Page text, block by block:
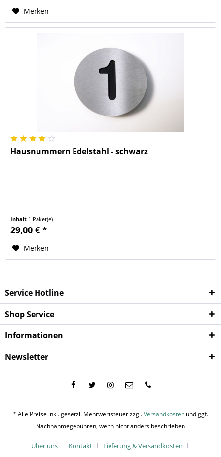
Merken
Hausnummern Edelstahl - schwarz
Inhalt 1 Paket(e)
29,00 € *
Merken
Service Hotline
Shop Service
Informationen
Newsletter
* Alle Preise inkl. gesetzl. Mehrwertsteuer zzgl.Versandkosten und ggf.
Nachnahmegebühren, wenn nicht anders beschrieben
Über uns Kontakt Lieferung & Versandkosten